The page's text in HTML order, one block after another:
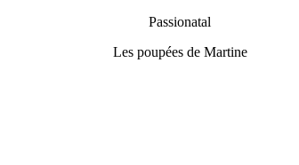
Passionatal
Les poupées de Martine